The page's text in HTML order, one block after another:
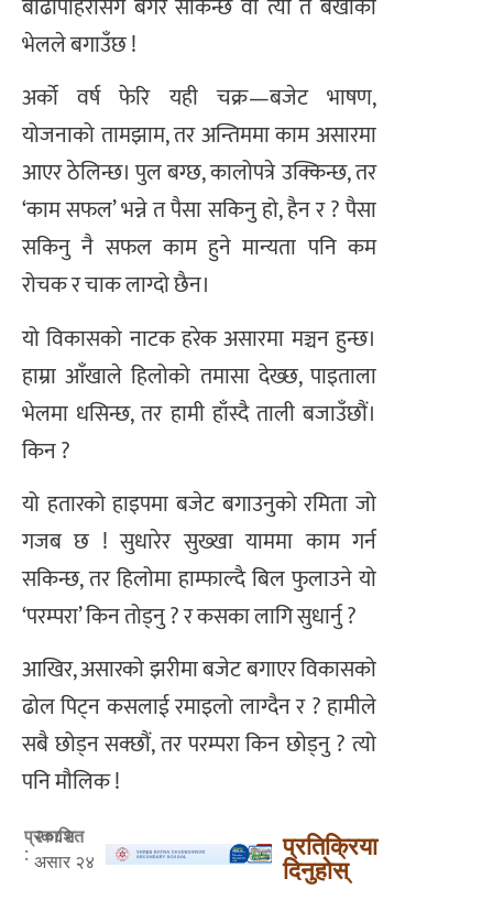
भेलले बगाउँछ !
अर्को वर्ष फेरि यही चक्र—बजेट भाषण,
योजनाको तामझाम, तर अन्तिममा काम असारमा
आएर ठेलिन्छ। पुल बग्छ, कालोपत्रे उक्किन्छ, तर
‘काम सफल’ भन्ने त पैसा सकिनु हो, हैन र ? पैसा
सकिनु नै सफल काम हुने मान्यता पनि कम
रोचक र चाक लाग्दो छैन।
यो विकासको नाटक हरेक असारमा मञ्चन हुन्छ।
हाम्रा आँखाले हिलोको तमासा देख्छ, पाइताला
भेलमा धसिन्छ, तर हामी हाँस्दै ताली बजाउँछौं।
किन ?
यो हतारको हाइपमा बजेट बगाउनुको रमिता जो
गजब छ ! सुधारेर सुख्खा याममा काम गर्न
सकिन्छ, तर हिलोमा हाम्फाल्दै बिल फुलाउने यो
‘परम्परा’ किन तोड्नु ? र कसका लागि सुधार्नु ?
आखिर, असारको झरीमा बजेट बगाएर विकासको
ढोल पिट्न कसलाई रमाइलो लाग्दैन र ? हामीले
सबै छोड्न सक्छौं, तर परम्परा किन छोड्नु ? त्यो
पनि मौलिक !
प्रकाशित
:
२०८२
असार २४
प्रतिक्रिया
दिनुहोस्